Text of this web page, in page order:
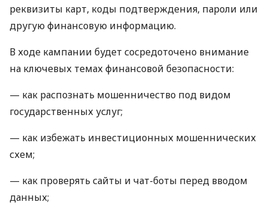
реквизиты карт, коды подтверждения, пароли или
другую финансовую информацию.
В ходе кампании будет сосредоточено внимание
на ключевых темах финансовой безопасности:
— как распознать мошенничество под видом
государственных услуг;
— как избежать инвестиционных мошеннических
схем;
— как проверять сайты и чат-боты перед вводом
данных;